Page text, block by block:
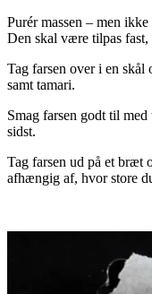
Purér massen – men
Den skal være tilpas fast,
Tag farsen over i en
samt tamari.
Smag farsen godt til
sidst.
Tag farsen ud på et bræt
afhængig af, hvor store